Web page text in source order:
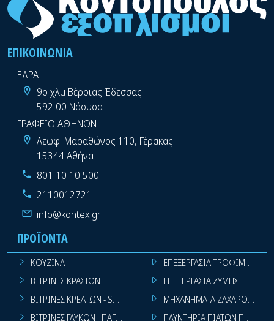
ΕΠΙΚΟΙΝΩΝΊΑ
ΕΔΡΑ
9ο χλμ Βέροιας-Έδεσσας
592 00 Νάουσα
ΓΡΑΦΕΙΟ ΑΘΗΝΩΝ
Λεωφ. Μαραθώνος 110, Γέρακας
15344 Αθήνα
801 10 10 500
2110012721
info@kontex.gr
ΠΡΟΪΌΝΤΑ
ΚΟΥΖΙΝΑ
ΒΙΤΡΙΝΕΣ ΚΡΑΣΙΩΝ
ΒΙΤΡΙΝΕΣ ΚΡΕΑΤΩΝ - SUPER MARKET
ΒΙΤΡΙΝΕΣ ΓΛΥΚΩΝ - ΠΑΓΩΤΩΝ
ΕΠΕΞΕΡΓΑΣΙΑ ΤΡΟΦΙΜΩΝ
ΕΠΕΞΕΡΓΑΣΙΑ ΖΥΜΗΣ
ΜΗΧΑΝΗΜΑΤΑ
ΠΛΥΝΤΗΡΙΑ ΠΙΑΤΩΝ